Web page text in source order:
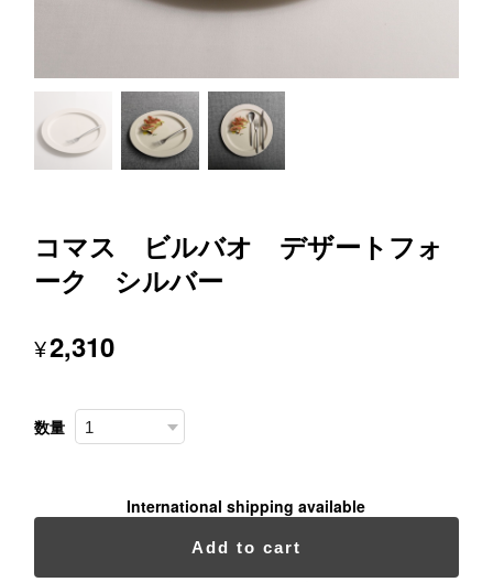
コマス ビルバオ デザートフォ
ーク シルバー
¥2,310
数量
International shipping available
Add to cart